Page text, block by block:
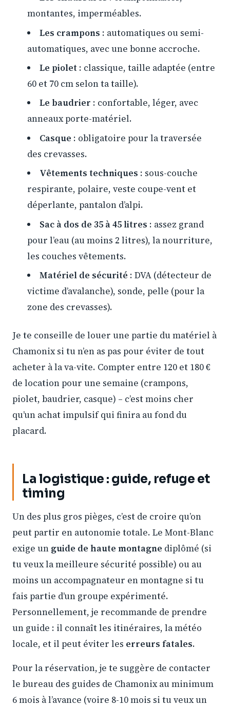
montantes, imperméables.
Les crampons : automatiques ou semi-
automatiques, avec une bonne accroche.
Le piolet : classique, taille adaptée (entre
60 et 70 cm selon ta taille).
Le baudrier : confortable, léger, avec
anneaux porte-matériel.
Casque : obligatoire pour la traversée
des crevasses.
Vêtements techniques : sous-couche
respirante, polaire, veste coupe-vent et
déperlante, pantalon d’alpi.
Sac à dos de 35 à 45 litres : assez grand
pour l’eau (au moins 2 litres), la nourriture,
les couches vêtements.
Matériel de sécurité : DVA (détecteur de
victime d’avalanche), sonde, pelle (pour la
zone des crevasses).
Je te conseille de louer une partie du matériel à
Chamonix si tu n’en as pas pour éviter de tout
acheter à la va-vite. Compter entre 120 et 180 €
de location pour une semaine (crampons,
piolet, baudrier, casque) – c’est moins cher
qu’un achat impulsif qui finira au fond du
placard.
La logistique : guide, refuge et
timing
Un des plus gros pièges, c’est de croire qu’on
peut partir en autonomie totale. Le Mont-Blanc
exige un guide de haute montagne diplômé (si
tu veux la meilleure sécurité possible) ou au
moins un accompagnateur en montagne si tu
fais partie d’un groupe expérimenté.
Personnellement, je recommande de prendre
un guide : il connaît les itinéraires, la météo
locale, et il peut éviter les erreurs fatales.
Pour la réservation, je te suggère de contacter
le bureau des guides de Chamonix au minimum
6 mois à l’avance (voire 8-10 mois si tu veux un